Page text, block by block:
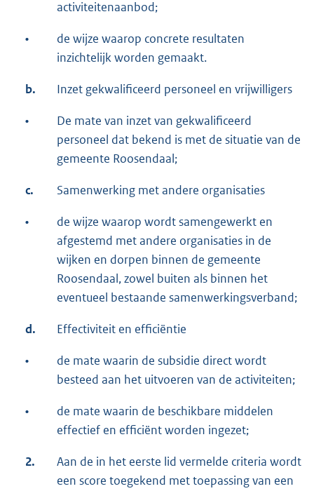
activiteitenaanbod;
•
de wijze waarop concrete resultaten
inzichtelijk worden gemaakt.
b. Inzet gekwalificeerd personeel en vrijwilligers
•
De mate van inzet van gekwalificeerd
personeel dat bekend is met de situatie van de
gemeente Roosendaal;
c. Samenwerking met andere organisaties
•
de wijze waarop wordt samengewerkt en
afgestemd met andere organisaties in de
wijken en dorpen binnen de gemeente
Roosendaal, zowel buiten als binnen het
eventueel bestaande samenwerkingsverband;
d. Effectiviteit en efficiëntie
•
de mate waarin de subsidie direct wordt
besteed aan het uitvoeren van de activiteiten;
•
de mate waarin de beschikbare middelen
effectief en efficiënt worden ingezet;
2.
Aan de in het eerste lid vermelde criteria wordt
een score toegekend met toepassing van een